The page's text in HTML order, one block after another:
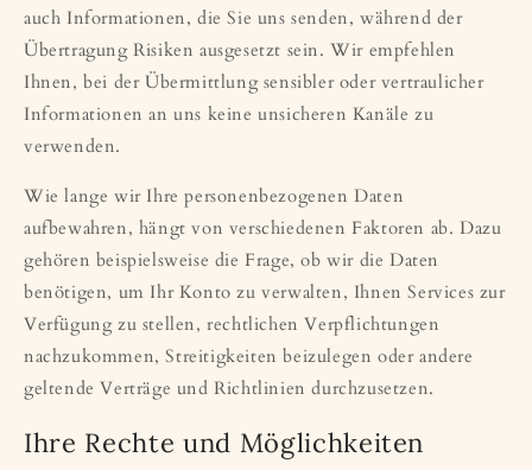
auch Informationen, die Sie uns senden, während der
Übertragung Risiken ausgesetzt sein. Wir empfehlen
Ihnen, bei der Übermittlung sensibler oder vertraulicher
Informationen an uns keine unsicheren Kanäle zu
verwenden.
Wie lange wir Ihre personenbezogenen Daten
aufbewahren, hängt von verschiedenen Faktoren ab. Dazu
gehören beispielsweise die Frage, ob wir die Daten
benötigen, um Ihr Konto zu verwalten, Ihnen Services zur
Verfügung zu stellen, rechtlichen Verpflichtungen
nachzukommen, Streitigkeiten beizulegen oder andere
geltende Verträge und Richtlinien durchzusetzen.
Ihre Rechte und Möglichkeiten